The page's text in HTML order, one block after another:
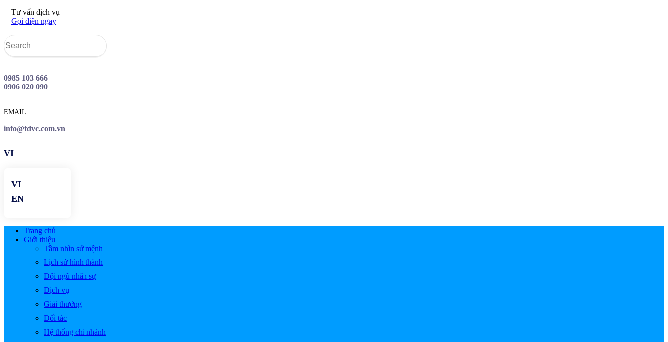
Tư vấn dịch vụ
Gọi điện ngay
0985 103 666
0906 020 090
EMAIL
info@tdvc.com.vn
Trang chủ
Giới thiệu
Tầm nhìn sứ mệnh
Lịch sử hình thành
Đội ngũ nhân sự
Dịch vụ
Giải thưởng
Đối tác
Hệ thống chi nhánh